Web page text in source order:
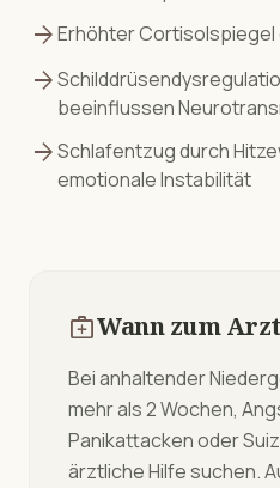
arrow_forwardErhöhter
arrow_forward
beeinflussen
arrow_forwardSchlafentzug durch
emotionale Instabilität
medical_servicesWann zum
Bei anhaltender
mehr als 2 Wochen,
Panikattacken oder
ärztliche Hilfe suchen.